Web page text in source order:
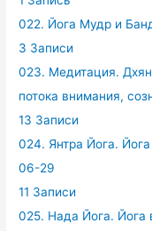
022. Йога Мудр и
3 Записи
023. Медитация.
потока внимания,
13 Записи
024. Янтра Йога.
06-29
11 Записи
025. Нада Йога. Йога